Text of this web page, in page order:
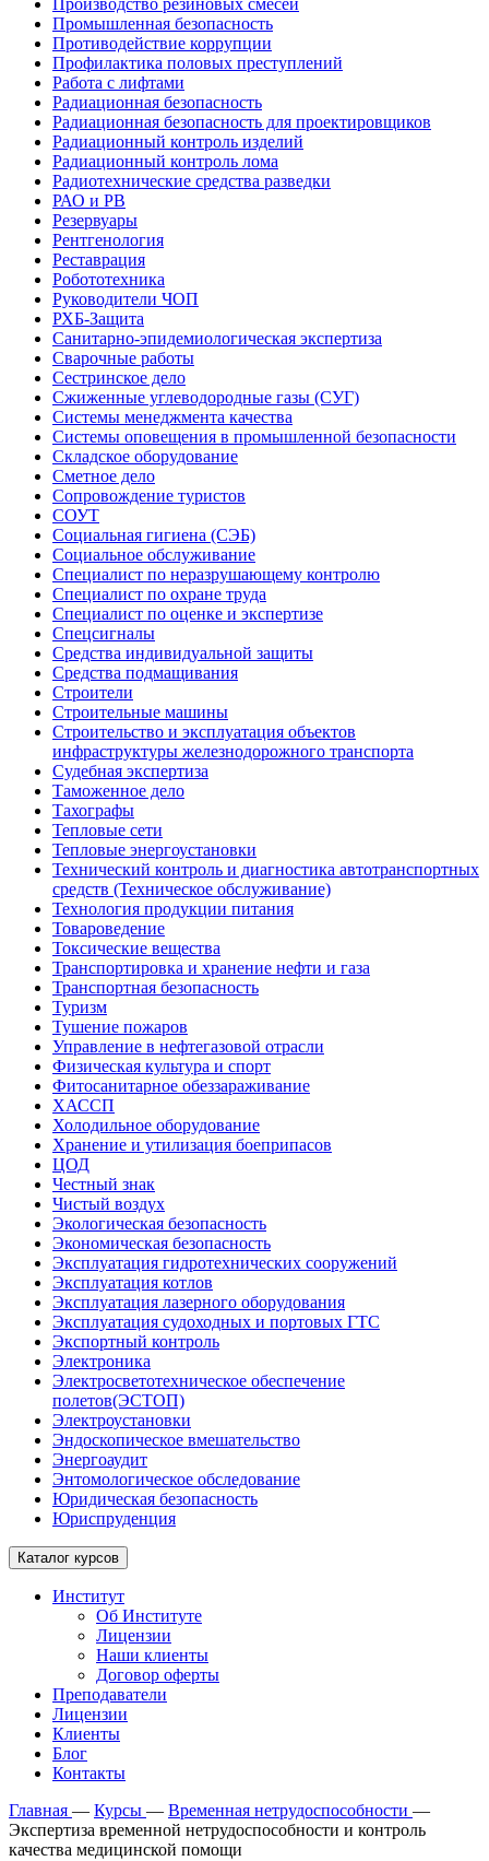
Производство резиновых смесей
Промышленная безопасность
Противодействие коррупции
Профилактика половых преступлений
Работа с лифтами
Радиационная безопасность
Радиационная безопасность для проектировщиков
Радиационный контроль изделий
Радиационный контроль лома
Радиотехнические средства разведки
РАО и РВ
Резервуары
Рентгенология
Реставрация
Робототехника
Руководители ЧОП
РХБ-Защита
Санитарно-эпидемиологическая экспертиза
Сварочные работы
Сестринское дело
Сжиженные углеводородные газы (СУГ)
Системы менеджмента качества
Системы оповещения в промышленной безопасности
Складское оборудование
Сметное дело
Сопровождение туристов
СОУТ
Социальная гигиена (СЭБ)
Социальное обслуживание
Специалист по неразрушающему контролю
Специалист по охране труда
Специалист по оценке и экспертизе
Спецсигналы
Средства индивидуальной защиты
Средства подмащивания
Строители
Строительные машины
Строительство и эксплуатация объектов
инфраструктуры железнодорожного транспорта
Судебная экспертиза
Таможенное дело
Тахографы
Тепловые сети
Тепловые энергоустановки
Технический контроль и диагностика автотранспортных
средств (Техническое обслуживание)
Технология продукции питания
Товароведение
Токсические вещества
Транспортировка и хранение нефти и газа
Транспортная безопасность
Туризм
Тушение пожаров
Управление в нефтегазовой отрасли
Физическая культура и спорт
Фитосанитарное обеззараживание
ХАССП
Холодильное оборудование
Хранение и утилизация боеприпасов
ЦОД
Честный знак
Чистый воздух
Экологическая безопасность
Экономическая безопасность
Эксплуатация гидротехнических сооружений
Эксплуатация котлов
Эксплуатация лазерного оборудования
Эксплуатация судоходных и портовых ГТС
Экспортный контроль
Электроника
Электросветотехническое обеспечение
полетов(ЭСТОП)
Электроустановки
Эндоскопическое вмешательство
Энергоаудит
Энтомологическое обследование
Юридическая безопасность
Юриспруденция
Каталог курсов
Институт
Об Институте
Лицензии
Наши клиенты
Договор оферты
Преподаватели
Лицензии
Клиенты
Блог
Контакты
Главная — Курсы — Временная нетрудоспособности —
Экспертиза временной нетрудоспособности и контроль
качества медицинской помощи